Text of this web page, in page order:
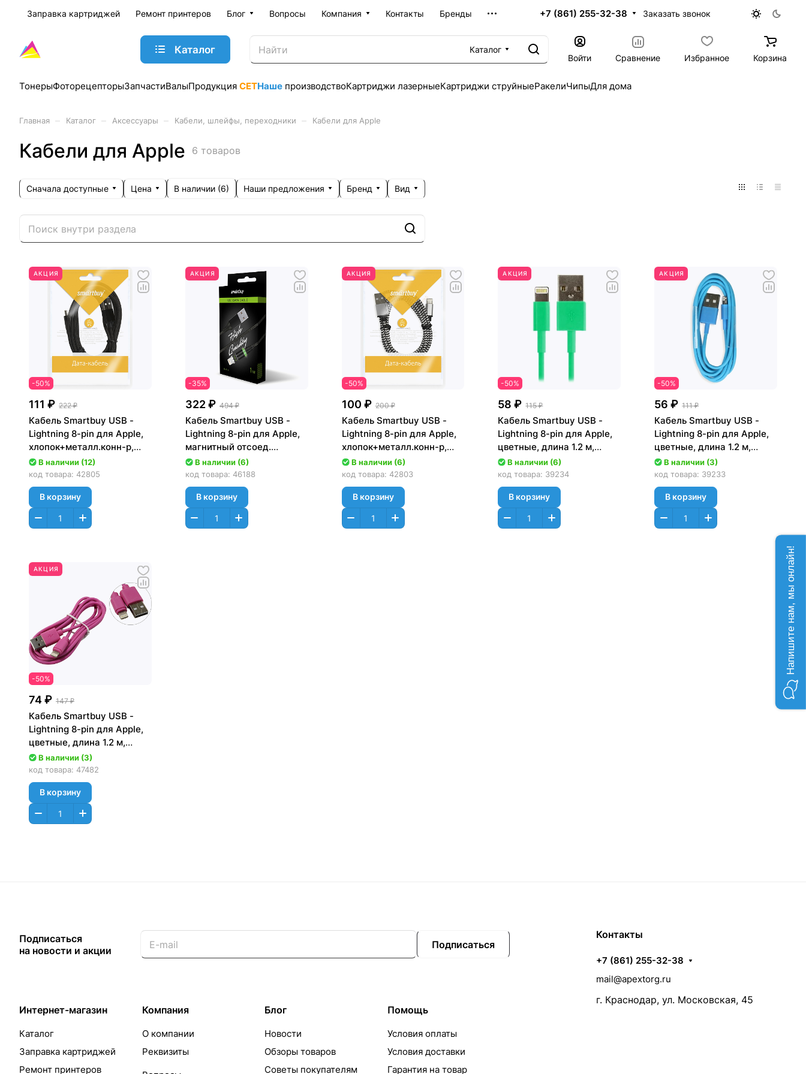
Заправка картриджей Ремонт принтеров Блог Вопросы Компания Контакты Бренды +7 (861) 255-32-38 Заказать звонок
Каталог
Каталог
Войти
Сравнение Избранное Корзина
ТонерыФоторецепторыЗапчастиВалыПродукция CETНаше производствоКартриджи лазерныеКартриджи струйныеРакелиЧипыДля дома
Главная Каталог Аксессуары Кабели, шлейфы, переходники Кабели для Apple
Кабели для Apple 6 товаров
Сначала доступные Цена В наличии (6) Наши предложения Бренд Вид
АКЦИЯ
-50%
111 ₽ 222 ₽
Кабель Smartbuy USB -
Lightning 8-pin для Apple,
хлопок+металл.конн-р,
длина 1.2 м, черный [iK-
512met black]
В наличии (12)
код товара: 42805
В корзину
АКЦИЯ
-35%
322 ₽ 494 ₽
Кабель Smartbuy USB -
Lightning 8-pin для Apple,
магнитный отсоед.
наконечн, длина 1м, до 2А,
черный (iK-510mt-2-k)
В наличии (6)
код товара: 46188
В корзину
АКЦИЯ
-50%
100 ₽ 200 ₽
Кабель Smartbuy USB -
Lightning 8-pin для Apple,
хлопок+металл.конн-р,
длина 1.2 м, белый [iK-
512met white]
В наличии (6)
код товара: 42803
В корзину
АКЦИЯ
-50%
58 ₽ 115 ₽
Кабель Smartbuy USB -
Lightning 8-pin для Apple,
цветные, длина 1.2 м,
зеленый [iK-512c green]
В наличии (6)
код товара: 39234
В корзину
АКЦИЯ
-50%
56 ₽ 111 ₽
Кабель Smartbuy USB -
Lightning 8-pin для Apple,
цветные, длина 1.2 м,
голубой [iK-512c blue]
В наличии (3)
код товара: 39233
В корзину
АКЦИЯ
-50%
74 ₽ 147 ₽
Кабель Smartbuy USB -
Lightning 8-pin для Apple,
цветные, длина 1.2 м,
фиолетовый [iK-512c
violet]
В наличии (3)
код товара: 47482
В корзину
Подписаться
на новости и акции
Подписаться
Интернет-магазин
Каталог
Заправка картриджей
Ремонт принтеров
Компания
О компании
Реквизиты
Блог
Новости
Обзоры товаров
Советы покупателям
Помощь
Условия оплаты
Условия доставки
Гарантия на товар
Контакты
+7 (861) 255-32-38
mail@apextorg.ru
г. Краснодар, ул. Московская, 45
Напишите нам, мы онлайн!